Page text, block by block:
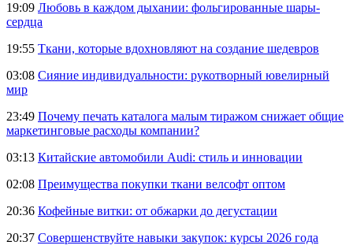
19:09 Любовь в каждом дыхании: фольгированные шары-
сердца
19:55 Ткани, которые вдохновляют на создание шедевров
03:08 Сияние индивидуальности: рукотворный ювелирный
мир
23:49 Почему печать каталога малым тиражом снижает общие
маркетинговые расходы компании?
03:13 Китайские автомобили Audi: стиль и инновации
02:08 Преимущества покупки ткани велсофт оптом
20:36 Кофейные витки: от обжарки до дегустации
20:37 Совершенствуйте навыки закупок: курсы 2026 года